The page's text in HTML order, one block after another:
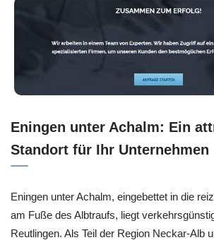
Eningen unter Achalm: Ein
Standort für Ihr Unternehmen
Eningen unter Achalm, eingebettet in die
am Fuße des Albtraufs, liegt
Reutlingen. Als Teil der Region Neckar-Alb